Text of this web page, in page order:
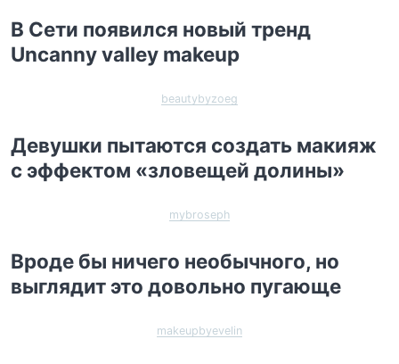
В Сети появился новый тренд
Uncanny valley makeup
beautybyzoeg
Девушки пытаются создать макияж
с эффектом «зловещей долины»
mybroseph
Вроде бы ничего необычного, но
выглядит это довольно пугающе
makeupbyevelin